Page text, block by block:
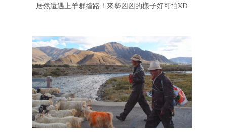
居然還遇上羊群擋路！來勢凶凶的樣子好可怕XD